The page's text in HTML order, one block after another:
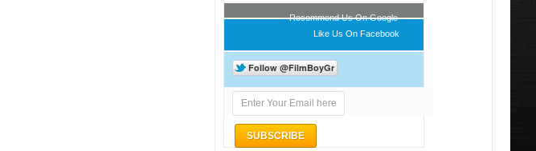
Recommend Us On Google
Like Us On Facebook